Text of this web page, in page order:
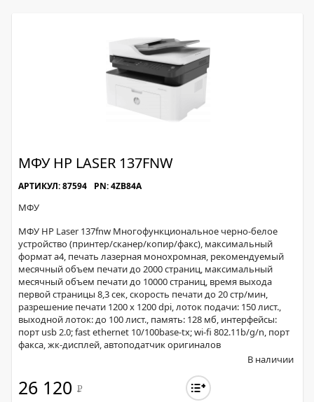
МФУ HP LASER 137FNW
АРТИКУЛ: 87594 PN: 4ZB84A
МФУ
МФУ HP Laser 137fnw Многофункциональное черно-белое
устройство (принтер/сканер/копир/факс), максимальный
формат a4, печать лазерная монохромная, рекомендуемый
месячный объем печати до 2000 страниц, максимальный
месячный объем печати до 10000 страниц, время выхода
первой страницы 8,3 сек, скорость печати до 20 стр/мин,
разрешение печати 1200 x 1200 dpi, лоток подачи: 150 лист.,
выходной лоток: до 100 лист., память: 128 мб, интерфейсы:
порт usb 2.0; fast ethernet 10/100base-tx; wi-fi 802.11b/g/n, порт
факса, жк-дисплей, автоподатчик оригиналов
В наличии
26 120 Р